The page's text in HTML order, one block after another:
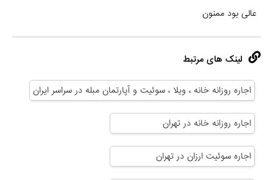
عالی بود ممنون
لینک های مرتبط
اجاره روزانه خانه ، ویلا ، سوئیت و آپارتمان مبله در سراسر ایران
اجاره روزانه خانه در تهران
اجاره سوئیت ارزان در تهران